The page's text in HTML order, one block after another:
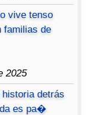
vive tenso
familias de
2025
detrás
es pa�